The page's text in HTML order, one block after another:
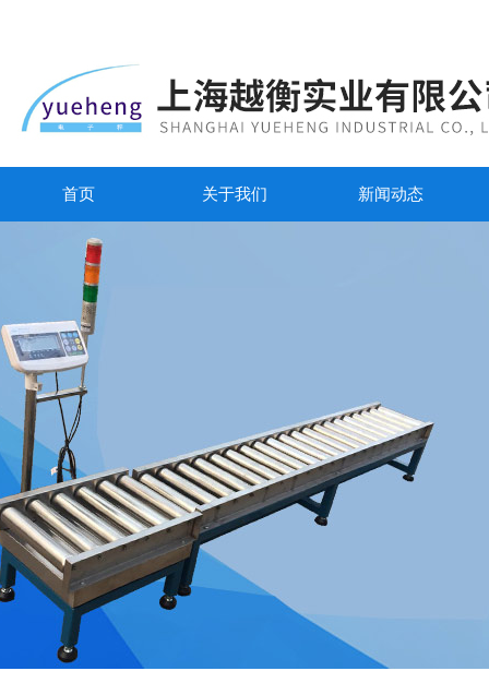
首页 关于我们 新闻动态